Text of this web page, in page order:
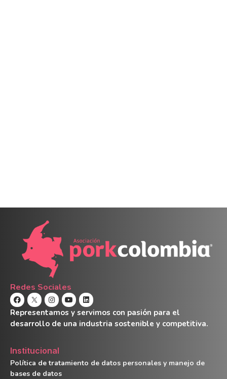
Redes Sociales
Representamos y servimos con pasión para el
desarrollo de una industria sostenible y competitiva.
Institucional
Política de tratamiento de datos personales y manejo de
bases de datos